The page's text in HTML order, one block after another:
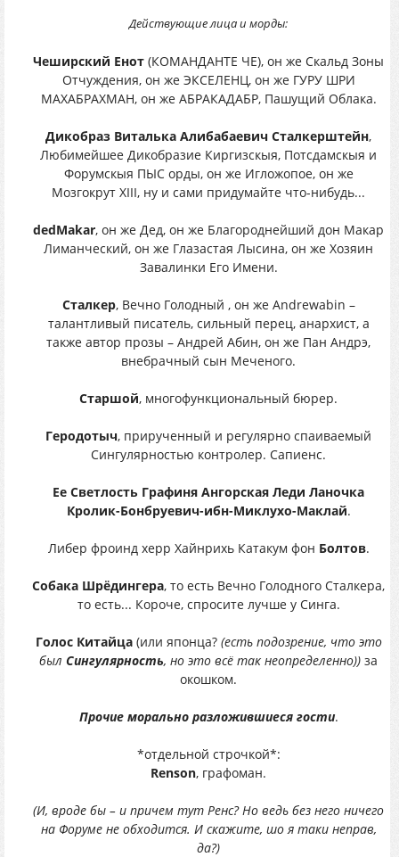
Действующие лица и морды:
Чеширский Енот (КОМАНДАНТЕ ЧЕ), он же Скальд Зоны
Отчуждения, он же ЭКСЕЛЕНЦ, он же ГУРУ ШРИ
МАХАБРАХМАН, он же АБРАКАДАБР, Пашущий Облака.
Дикобраз Виталька Алибабаевич Сталкерштейн,
Любимейшее Дикобразие Киргизскыя, Потсдамскыя и
Форумскыя ПЫС орды, он же Игложопое, он же
Мозгокрут XIII, ну и сами придумайте что-нибудь...
dedMakar, он же Дед, он же Благороднейший дон Макар
Лиманческий, он же Глазастая Лысина, он же Хозяин
Завалинки Его Имени.
Сталкер, Вечно Голодный , он же Andrewabin –
талантливый писатель, сильный перец, анархист, а
также автор прозы – Андрей Абин, он же Пан Андрэ,
внебрачный сын Меченого.
Старшой, многофункциональный бюрер.
Геродотыч, прирученный и регулярно спаиваемый
Сингулярностью контролер. Сапиенс.
Ее Светлость Графиня Ангорская Леди Ланочка
Кролик-Бонбруевич-ибн-Миклухо-Маклай.
Либер фроинд херр Хайнрихь Катакум фон Болтов.
Собака Шрёдингера, то есть Вечно Голодного Сталкера,
то есть... Короче, спросите лучше у Синга.
Голос Китайца(или японца? (есть подозрение, что это
был Сингулярность, но это всё так неопределенно)) за
окошком.
Прочие морально разложившиеся гости.
*отдельной строчкой*:
Renson, графоман.
(И, вроде бы – и причем тут Ренс? Но ведь без него ничего
на Форуме не обходится. И скажите, шо я таки неправ,
да?)